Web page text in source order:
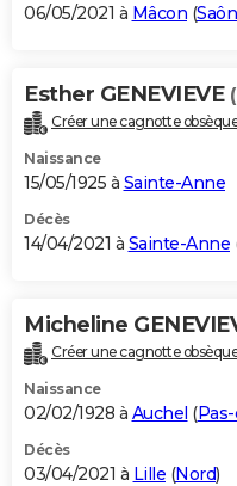
06/05/2021 à Mâcon (
Esther GENEVIEVE
Créer une cagnotte
Naissance
15/05/1925 à Sainte-Anne
Décès
14/04/2021 à Sainte-Anne
Micheline
Créer une cagnotte
Naissance
02/02/1928 à Auchel (
Décès
03/04/2021 à Lille (Nord)